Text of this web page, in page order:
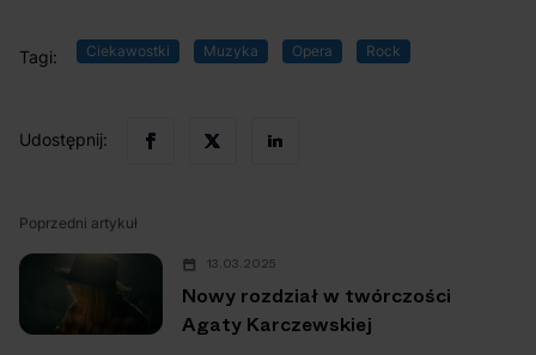
Tagi: Ciekawostki Muzyka Opera Rock
Udostępnij:
Poprzedni artykuł
13.03.2025
Nowy rozdział w twórczości
Agaty Karczewskiej